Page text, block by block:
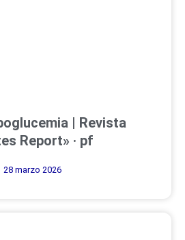
| Revista
Report» · pf
28 marzo 2026